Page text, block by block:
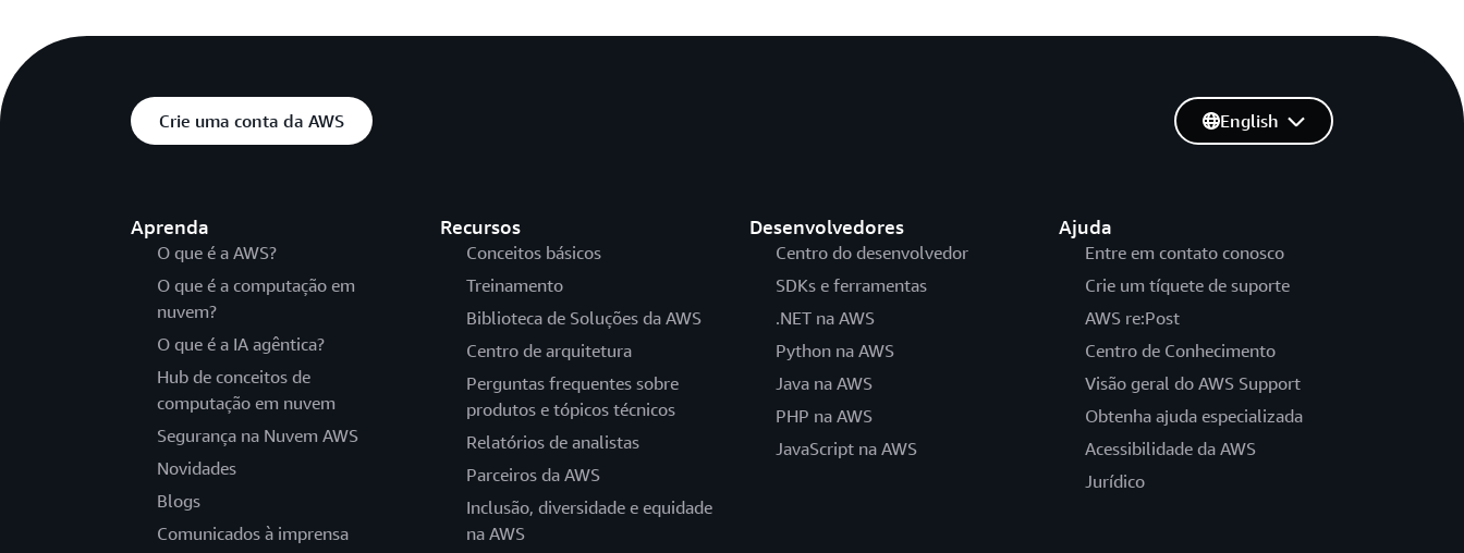
Crie uma conta da AWS
Aprenda
O que é a AWS?
O que é a computação em
nuvem?
O que é a IA agêntica?
Hub de conceitos de
computação em nuvem
Segurança na Nuvem AWS
Novidades
Blogs
Comunicados à imprensa
Recursos
Conceitos básicos
Treinamento
Biblioteca de Soluções da AWS
Centro de arquitetura
Perguntas frequentes sobre
produtos e tópicos técnicos
Relatórios de analistas
Parceiros da AWS
Inclusão, diversidade e equidade
na AWS
Desenvolvedores
Centro do desenvolvedor
SDKs e ferramentas
.NET na AWS
Python na AWS
Java na AWS
PHP na AWS
JavaScript na AWS
Ajuda
Entre em contato conosco
Crie um tíquete de suporte
AWS re:Post
Centro de Conhecimento
Visão geral do AWS Support
Obtenha ajuda especializada
Acessibilidade da AWS
Jurídico
English